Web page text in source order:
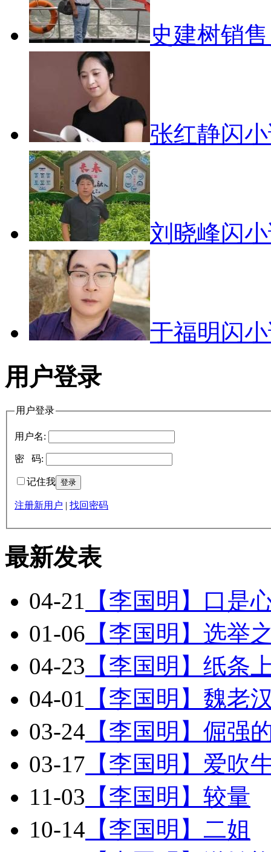
史建树销
张红静闪
刘晓峰闪
于福明闪
用户登录
用户登录
用户名:
密 码:
记住我
注册新用户 | 找回密码
最新发表
04-21 【李国明】口是
01-06 【李国明】选举
04-23 【李国明】纸条
04-01 【李国明】魏老
03-24 【李国明】倔强
03-17 【李国明】爱吹
11-03 【李国明】较量
10-14 【李国明】二姐